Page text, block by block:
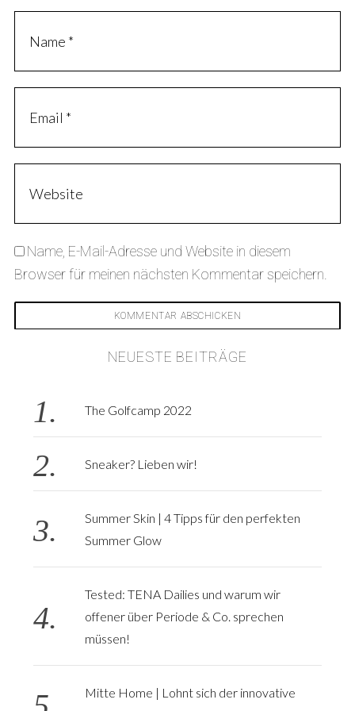
Name, E-Mail-Adresse und Website in diesem
Browser für meinen nächsten Kommentar speichern.
NEUESTE BEITRÄGE
The Golfcamp 2022
Sneaker? Lieben wir!
Summer Skin | 4 Tipps für den perfekten
Summer Glow
Tested: TENA Dailies und warum wir
offener über Periode & Co. sprechen
müssen!
Mitte Home | Lohnt sich der innovative